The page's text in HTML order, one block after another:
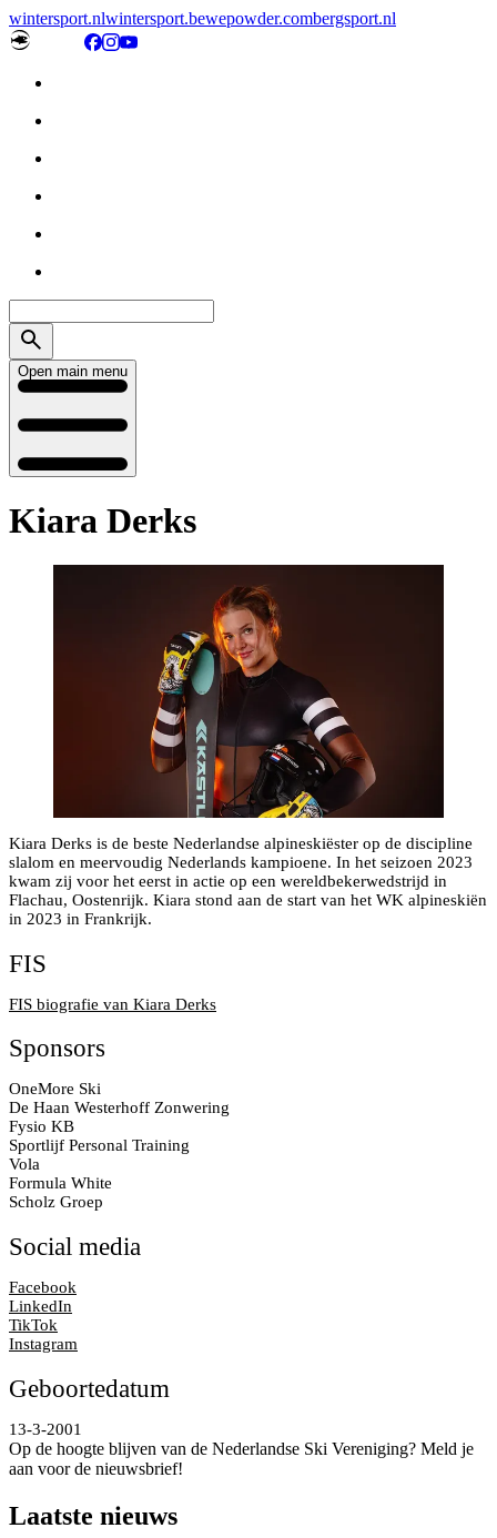
wintersport.nlwintersport.bewepowder.combergsport.nl
Open main menu
Kiara Derks
Kiara Derks is de beste Nederlandse alpineskiëster op de discipline
slalom en meervoudig Nederlands kampioene. In het seizoen 2023
kwam zij voor het eerst in actie op een wereldbekerwedstrijd in
Flachau, Oostenrijk. Kiara stond aan de start van het WK alpineskiën
in 2023 in Frankrijk.
FIS
FIS biografie van Kiara Derks
Sponsors
OneMore Ski
De Haan Westerhoff Zonwering
Fysio KB
Sportlijf Personal Training
Vola
Formula White
Scholz Groep
Social media
Facebook
LinkedIn
TikTok
Instagram
Geboortedatum
13-3-2001
Op de hoogte blijven van de Nederlandse Ski Vereniging? Meld je
aan voor de nieuwsbrief!
Laatste nieuws